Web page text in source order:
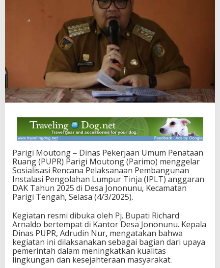
r
A
r
n
d
o
B
u
k
o
s
a
l
i
s
a
s
R
e
n
c
a
n
Parigi Moutong – Dinas Pekerjaan Umum Penataan
Ruang (PUPR) Parigi Moutong (Parimo) menggelar
Sosialisasi Rencana Pelaksanaan Pembangunan
Instalasi Pengolahan Lumpur Tinja (IPLT) anggaran
DAK Tahun 2025 di Desa Jononunu, Kecamatan
Parigi Tengah, Selasa (4/3/2025).
Kegiatan resmi dibuka oleh Pj. Bupati Richard
Arnaldo bertempat di Kantor Desa Jononunu. Kepala
Dinas PUPR, Adrudin Nur, mengatakan bahwa
kegiatan ini dilaksanakan sebagai bagian dari upaya
pemerintah dalam meningkatkan kualitas
lingkungan dan kesejahteraan masyarakat.